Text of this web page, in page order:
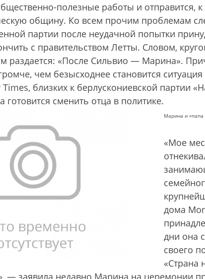
полезные работы и отправится,
общину. Ко всем прочим проблемам
партии после неудачной попытки
с правительством Летты. Словом,
раздается: «После Сильвио — Марина».
чем безысходнее становится ситуация
близких к берлускониевской партии
сменить отца в политике.
Марина и «папа
«Мое
дома
дни она
своего
«Страна
— заявила недавно Марина на церемонии